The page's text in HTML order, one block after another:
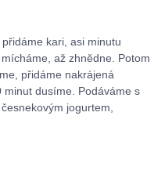
kari, asi minutu
až zhnědne. Potom
přidáme nakrájená
dusíme. Podáváme s
jogurtem,